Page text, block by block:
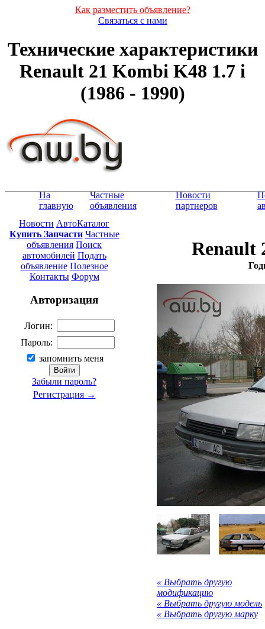
Как разместить объявление?
Связаться с нами
Технические характеристики
Renault 21 Kombi K48 1.7 i
(1986 - 1990)
На
главную
Частные
объявления
Новости
партнеров
Новости АвтоКаталог
Купить Запчасти Частные
объявления Поиск
автомобилей Подать
объявление Полезное
Контакты Форум
Авторизация
Логин:
Пароль:
запомнить меня
Забыли пароль?
Регистрация →
Renault
« Выбрать другую
модификацию
« Выбрать другую модель
« Выбрать другую марку